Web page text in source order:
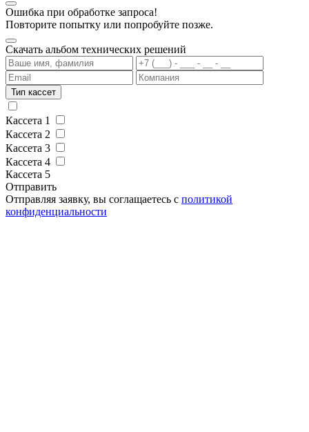
Ошибка при обработке запроса!
Повторите попытку или попробуйте позже.
Скачать альбом технических решений
Тип кассет
Кассета 1
Кассета 2
Кассета 3
Кассета 4
Кассета 5
Отправить
Отправляя заявку, вы соглащаетесь с политикой
конфиденциальности